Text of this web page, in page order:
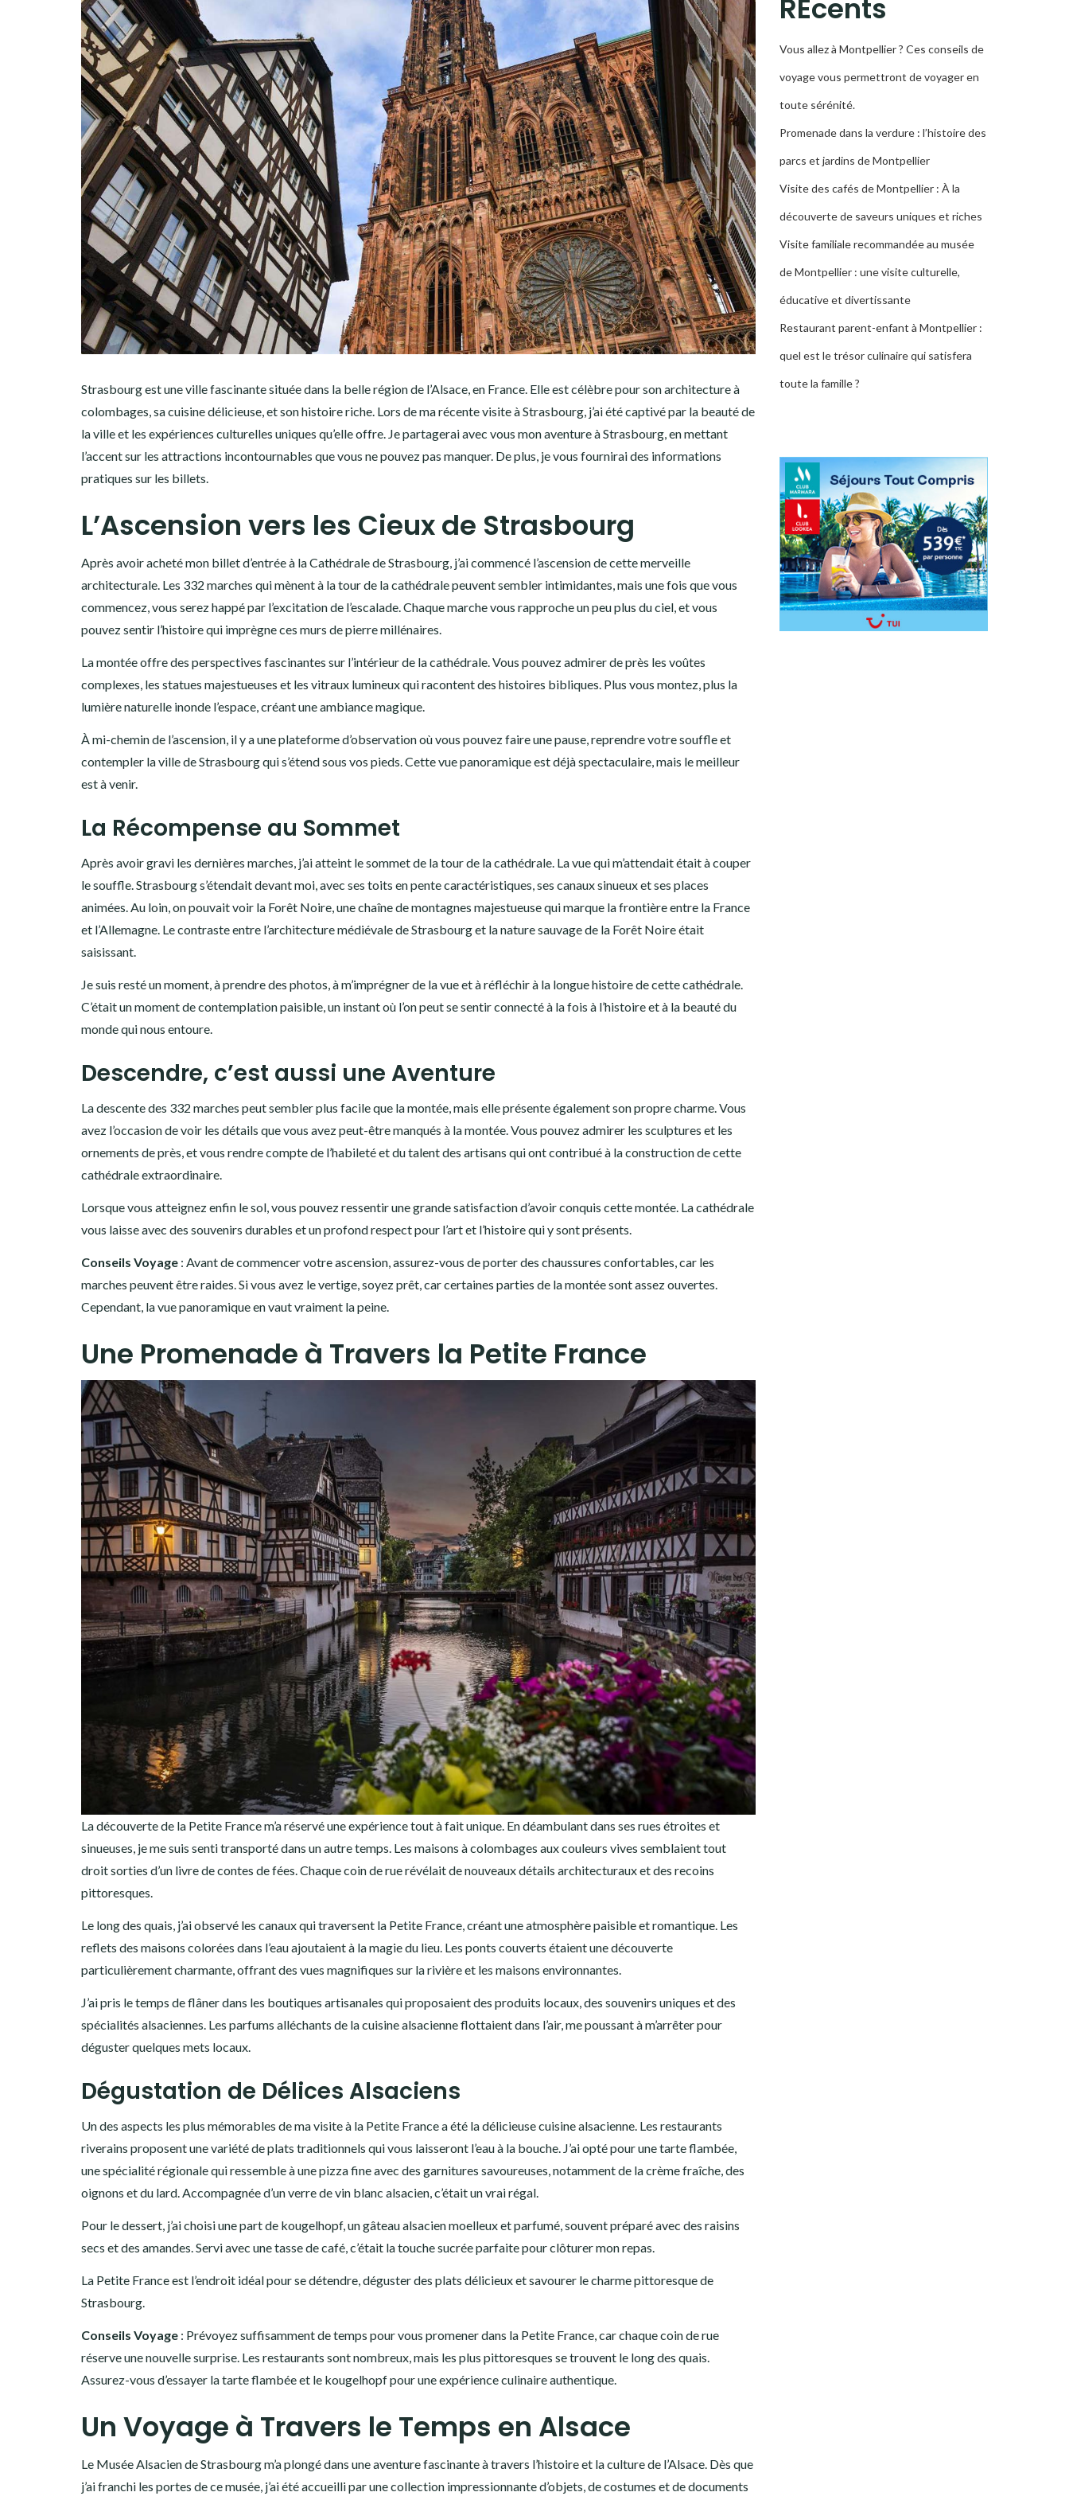
Strasbourg est une ville fascinante située dans la belle région de l’Alsace, en France. Elle est célèbre pour son architecture à
colombages, sa cuisine délicieuse, et son histoire riche. Lors de ma récente visite à Strasbourg, j’ai été captivé par la beauté de
la ville et les expériences culturelles uniques qu’elle offre. Je partagerai avec vous mon aventure à Strasbourg, en mettant
l’accent sur les attractions incontournables que vous ne pouvez pas manquer. De plus, je vous fournirai des informations
pratiques sur les billets.
L’Ascension vers les Cieux de Strasbourg
Après avoir acheté mon billet d’entrée à la Cathédrale de Strasbourg, j’ai commencé l’ascension de cette merveille
architecturale. Les 332 marches qui mènent à la tour de la cathédrale peuvent sembler intimidantes, mais une fois que vous
commencez, vous serez happé par l’excitation de l’escalade. Chaque marche vous rapproche un peu plus du ciel, et vous
pouvez sentir l’histoire qui imprègne ces murs de pierre millénaires.
La montée offre des perspectives fascinantes sur l’intérieur de la cathédrale. Vous pouvez admirer de près les voûtes
complexes, les statues majestueuses et les vitraux lumineux qui racontent des histoires bibliques. Plus vous montez, plus la
lumière naturelle inonde l’espace, créant une ambiance magique.
À mi-chemin de l’ascension, il y a une plateforme d’observation où vous pouvez faire une pause, reprendre votre souffle et
contempler la ville de Strasbourg qui s’étend sous vos pieds. Cette vue panoramique est déjà spectaculaire, mais le meilleur
est à venir.
La Récompense au Sommet
Après avoir gravi les dernières marches, j’ai atteint le sommet de la tour de la cathédrale. La vue qui m’attendait était à couper
le souffle. Strasbourg s’étendait devant moi, avec ses toits en pente caractéristiques, ses canaux sinueux et ses places
animées. Au loin, on pouvait voir la Forêt Noire, une chaîne de montagnes majestueuse qui marque la frontière entre la France
et l’Allemagne. Le contraste entre l’architecture médiévale de Strasbourg et la nature sauvage de la Forêt Noire était
saisissant.
Je suis resté un moment, à prendre des photos, à m’imprégner de la vue et à réfléchir à la longue histoire de cette cathédrale.
C’était un moment de contemplation paisible, un instant où l’on peut se sentir connecté à la fois à l’histoire et à la beauté du
monde qui nous entoure.
Descendre, c’est aussi une Aventure
La descente des 332 marches peut sembler plus facile que la montée, mais elle présente également son propre charme. Vous
avez l’occasion de voir les détails que vous avez peut-être manqués à la montée. Vous pouvez admirer les sculptures et les
ornements de près, et vous rendre compte de l’habileté et du talent des artisans qui ont contribué à la construction de cette
cathédrale extraordinaire.
Lorsque vous atteignez enfin le sol, vous pouvez ressentir une grande satisfaction d’avoir conquis cette montée. La cathédrale
vous laisse avec des souvenirs durables et un profond respect pour l’art et l’histoire qui y sont présents.
Conseils Voyage : Avant de commencer votre ascension, assurez-vous de porter des chaussures confortables, car les
marches peuvent être raides. Si vous avez le vertige, soyez prêt, car certaines parties de la montée sont assez ouvertes.
Cependant, la vue panoramique en vaut vraiment la peine.
Une Promenade à Travers la Petite France
La découverte de la Petite France m’a réservé une expérience tout à fait unique. En déambulant dans ses rues étroites et
sinueuses, je me suis senti transporté dans un autre temps. Les maisons à colombages aux couleurs vives semblaient tout
droit sorties d’un livre de contes de fées. Chaque coin de rue révélait de nouveaux détails architecturaux et des recoins
pittoresques.
Le long des quais, j’ai observé les canaux qui traversent la Petite France, créant une atmosphère paisible et romantique. Les
reflets des maisons colorées dans l’eau ajoutaient à la magie du lieu. Les ponts couverts étaient une découverte
particulièrement charmante, offrant des vues magnifiques sur la rivière et les maisons environnantes.
J’ai pris le temps de flâner dans les boutiques artisanales qui proposaient des produits locaux, des souvenirs uniques et des
spécialités alsaciennes. Les parfums alléchants de la cuisine alsacienne flottaient dans l’air, me poussant à m’arrêter pour
déguster quelques mets locaux.
Dégustation de Délices Alsaciens
Un des aspects les plus mémorables de ma visite à la Petite France a été la délicieuse cuisine alsacienne. Les restaurants
riverains proposent une variété de plats traditionnels qui vous laisseront l’eau à la bouche. J’ai opté pour une tarte flambée,
une spécialité régionale qui ressemble à une pizza fine avec des garnitures savoureuses, notamment de la crème fraîche, des
oignons et du lard. Accompagnée d’un verre de vin blanc alsacien, c’était un vrai régal.
Pour le dessert, j’ai choisi une part de kougelhopf, un gâteau alsacien moelleux et parfumé, souvent préparé avec des raisins
secs et des amandes. Servi avec une tasse de café, c’était la touche sucrée parfaite pour clôturer mon repas.
La Petite France est l’endroit idéal pour se détendre, déguster des plats délicieux et savourer le charme pittoresque de
Strasbourg.
Conseils Voyage : Prévoyez suffisamment de temps pour vous promener dans la Petite France, car chaque coin de rue
réserve une nouvelle surprise. Les restaurants sont nombreux, mais les plus pittoresques se trouvent le long des quais.
Assurez-vous d’essayer la tarte flambée et le kougelhopf pour une expérience culinaire authentique.
Un Voyage à Travers le Temps en Alsace
Le Musée Alsacien de Strasbourg m’a plongé dans une aventure fascinante à travers l’histoire et la culture de l’Alsace. Dès que
j’ai franchi les portes de ce musée, j’ai été accueilli par une collection impressionnante d’objets, de costumes et de documents
RÉcents
Vous allez à Montpellier ? Ces conseils de
voyage vous permettront de voyager en
toute sérénité.
Promenade dans la verdure : l’histoire des
parcs et jardins de Montpellier
Visite des cafés de Montpellier : À la
découverte de saveurs uniques et riches
Visite familiale recommandée au musée
de Montpellier : une visite culturelle,
éducative et divertissante
Restaurant parent-enfant à Montpellier :
quel est le trésor culinaire qui satisfera
toute la famille ?